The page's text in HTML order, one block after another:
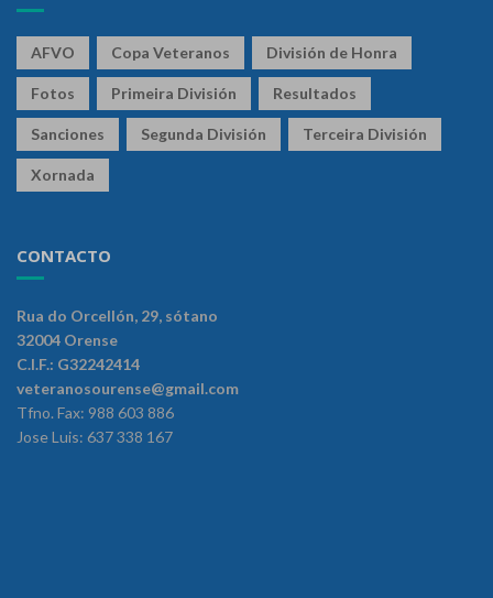
AFVO Copa Veteranos División de Honra
Fotos Primeira División Resultados
Sanciones Segunda División Terceira División
Xornada
CONTACTO
Rua do Orcellón, 29, sótano
32004 Orense
C.I.F.: G32242414
veteranosourense@gmail.com
Tfno. Fax: 988 603 886
Jose Luis: 637 338 167